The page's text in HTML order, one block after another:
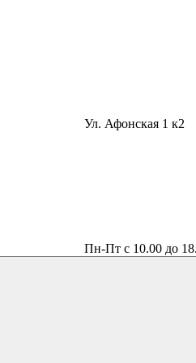
Ул. Афонская 1 к2
Пн-Пт с 10.00 до